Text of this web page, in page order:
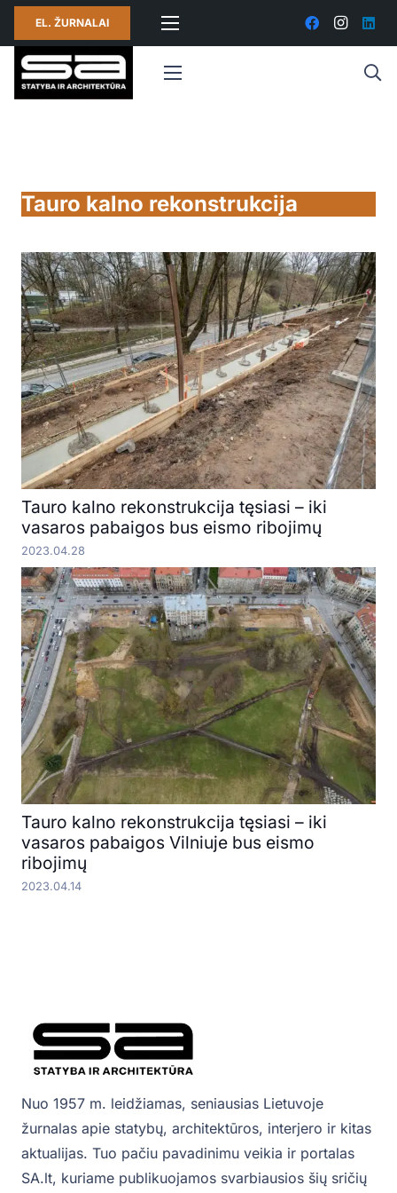
EL. ŽURNALAI
Tauro kalno rekonstrukcija
Tauro kalno rekonstrukcija tęsiasi – iki
vasaros pabaigos bus eismo ribojimų
2023.04.28
Tauro kalno rekonstrukcija tęsiasi – iki
vasaros pabaigos Vilniuje bus eismo
ribojimų
2023.04.14
Nuo 1957 m. leidžiamas, seniausias Lietuvoje
žurnalas apie statybų, architektūros, interjero ir kitas
aktualijas. Tuo pačiu pavadinimu veikia ir portalas
SA.lt, kuriame publikuojamos svarbiausios šių sričių